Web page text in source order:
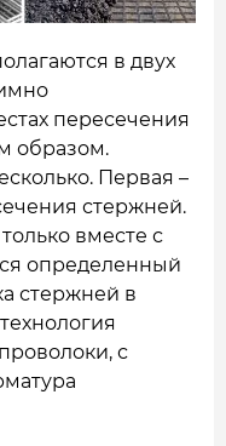
в двух
пересечения
образом.
Первая –
стержней.
вместе с
определенный
стержней в
с